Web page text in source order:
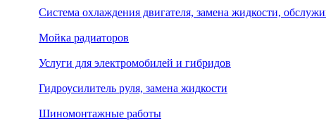
Система охлаждения двигателя, замена жидкости,
Мойка радиаторов
Услуги для электромобилей и гибридов
Гидроусилитель руля, замена жидкости
Шиномонтажные работы